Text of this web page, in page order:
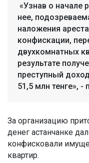
«Узнав о начале
нее,
наложения
конфискации,
двухкомнатных
результате
преступный
51,5 млн тенге», -
За организацию
денег астанчанке
конфисковали
квартир.